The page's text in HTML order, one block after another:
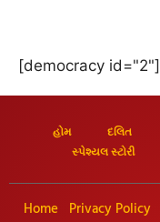
[democracy id="2"]
હોમ દલિત
સ્પેશ્યલ સ્ટોરી
Home Privacy Policy